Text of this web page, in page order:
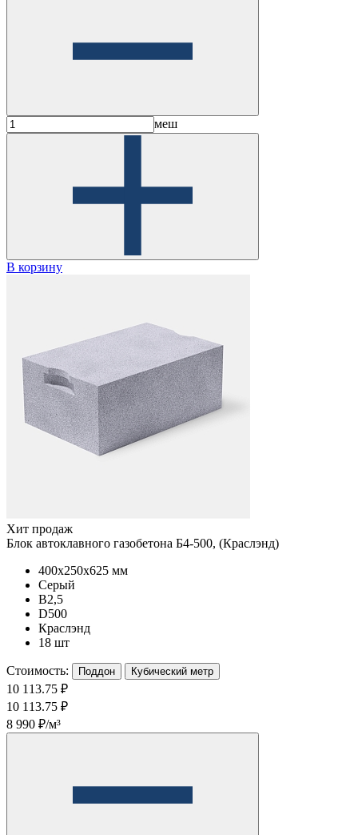
меш
В корзину
Хит продаж
Блок автоклавного газобетона Б4-500, (Краслэнд)
400x250x625 мм
Серый
B2,5
D500
Краслэнд
18 шт
Стоимость: Поддон Кубический метр
10 113.75 ₽
10 113.75 ₽
8 990 ₽/м³